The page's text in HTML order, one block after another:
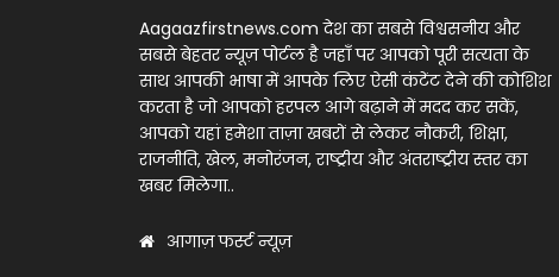
Aagaazfirstnews.com देश का सबसे विश्वसनीय और
सबसे बेहतर न्यूज़ पोर्टल है जहाँ पर आपको पूरी सत्यता के
साथ आपकी भाषा में आपके लिए ऐसी कंटेंट देने की कोशिश
करता है जो आपको हरपल आगे बढ़ाने में मदद कर सकें,
आपको यहां हमेशा ताज़ा खबरों से लेकर नौकरी, शिक्षा,
राजनीति, खेल, मनोरंजन, राष्ट्रीय और अंतराष्ट्रीय स्तर का
खबर मिलेगा..
आगाज़ फर्स्ट न्यूज़